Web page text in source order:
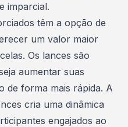
imparcial.
têm a opção de
um valor maior
Os lances são
aumentar suas
de forma mais rápida. A
cria uma dinâmica
engajados ao